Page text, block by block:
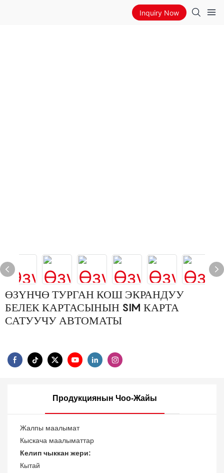
Inquiry Now
ӨЗҮНЧӨ ТУРГАН КОШ ЭКРАНДУУ
БЕЛЕК КАРТАСЫНЫН SIM КАРТА
САТУУЧУ АВТОМАТЫ
Продукциянын Чоо-Жайы
Жалпы маалымат
Кыскача маалыматтар
Келип чыккан жери:
Кытай